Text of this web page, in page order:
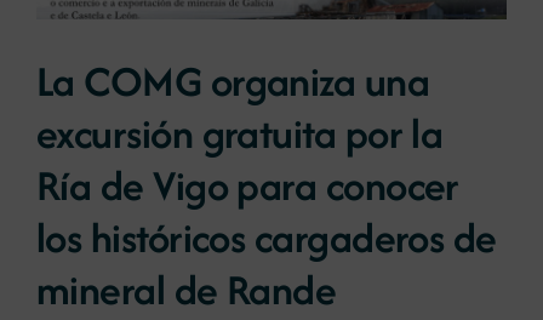
Noticias
Portal de empleo
Contacto
La COMG organiza una
excursión gratuita por la
Ría de Vigo para conocer
los históricos cargaderos de
mineral de Rande